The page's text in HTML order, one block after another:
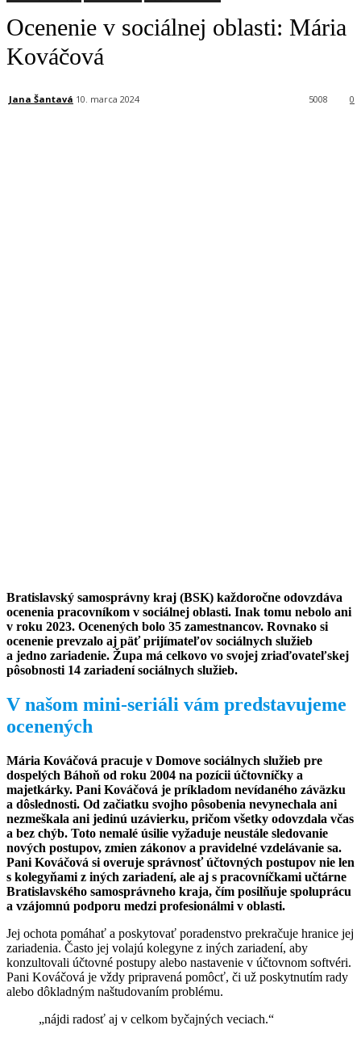
Ocenenie v sociálnej oblasti: Mária
Kováčová
Jana Šantavá 10. marca 2024 0
5008
Bratislavský samosprávny kraj (BSK) každoročne odovzdáva
ocenenia pracovníkom v sociálnej oblasti. Inak tomu nebolo ani
v roku 2023. Ocenených bolo 35 zamestnancov. Rovnako si
ocenenie prevzalo aj päť prijímateľov sociálnych služieb
a jedno zariadenie. Župa má celkovo vo svojej zriaďovateľskej
pôsobnosti 14 zariadení sociálnych služieb.
V našom mini-seriáli vám predstavujeme
ocenených
Mária Kováčová pracuje v Domove sociálnych služieb pre
dospelých Báhoň od roku 2004 na pozícii účtovníčky a
majetkárky. Pani Kováčová je príkladom nevídaného záväzku
a dôslednosti. Od začiatku svojho pôsobenia nevynechala ani
nezmeškala ani jedinú uzávierku, pričom všetky odovzdala včas
a bez chýb. Toto nemalé úsilie vyžaduje neustále sledovanie
nových postupov, zmien zákonov a pravidelné vzdelávanie sa.
Pani Kováčová si overuje správnosť účtovných postupov nie len
s kolegyňami z iných zariadení, ale aj s pracovníčkami učtárne
Bratislavského samosprávneho kraja, čím posilňuje spoluprácu
a vzájomnú podporu medzi profesionálmi v oblasti.
Jej ochota pomáhať a poskytovať poradenstvo prekračuje hranice jej
zariadenia. Často jej volajú kolegyne z iných zariadení, aby
konzultovali účtovné postupy alebo nastavenie v účtovnom softvéri.
Pani Kováčová je vždy pripravená pomôcť, či už poskytnutím rady
alebo dôkladným naštudovaním problému.
„nájdi radosť aj v celkom byčajných veciach.“